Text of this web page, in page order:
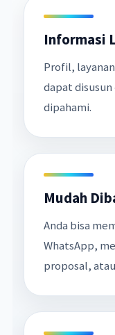
Informasi
Profil,
dapat disusun
dipahami.
Mudah
Anda bisa
WhatsApp,
proposal,